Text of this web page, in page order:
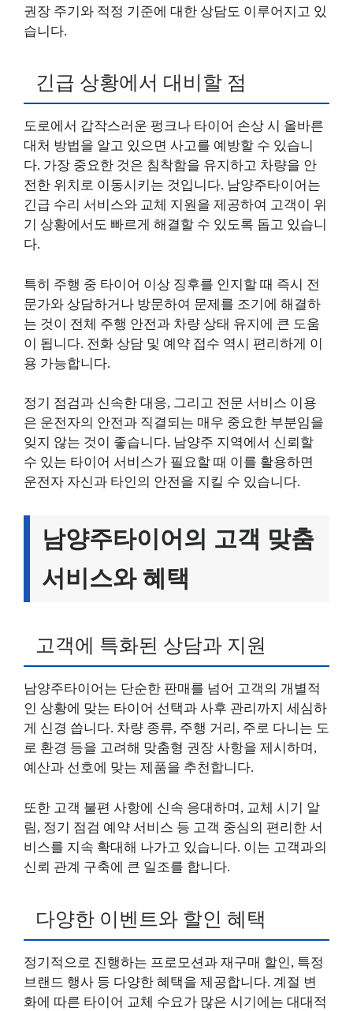
권장 주기와 적정 기준에 대한 상담도 이루어지고 있
습니다.
긴급 상황에서 대비할 점
도로에서 갑작스러운 펑크나 타이어 손상 시 올바른
대처 방법을 알고 있으면 사고를 예방할 수 있습니
다. 가장 중요한 것은 침착함을 유지하고 차량을 안
전한 위치로 이동시키는 것입니다. 남양주타이어는
긴급 수리 서비스와 교체 지원을 제공하여 고객이 위
기 상황에서도 빠르게 해결할 수 있도록 돕고 있습니
다.
특히 주행 중 타이어 이상 징후를 인지할 때 즉시 전
문가와 상담하거나 방문하여 문제를 조기에 해결하
는 것이 전체 주행 안전과 차량 상태 유지에 큰 도움
이 됩니다. 전화 상담 및 예약 접수 역시 편리하게 이
용 가능합니다.
정기 점검과 신속한 대응, 그리고 전문 서비스 이용
은 운전자의 안전과 직결되는 매우 중요한 부분임을
잊지 않는 것이 좋습니다. 남양주 지역에서 신뢰할
수 있는 타이어 서비스가 필요할 때 이를 활용하면
운전자 자신과 타인의 안전을 지킬 수 있습니다.
남양주타이어의 고객 맞춤
서비스와 혜택
고객에 특화된 상담과 지원
남양주타이어는 단순한 판매를 넘어 고객의 개별적
인 상황에 맞는 타이어 선택과 사후 관리까지 세심하
게 신경 씁니다. 차량 종류, 주행 거리, 주로 다니는 도
로 환경 등을 고려해 맞춤형 권장 사항을 제시하며,
예산과 선호에 맞는 제품을 추천합니다.
또한 고객 불편 사항에 신속 응대하며, 교체 시기 알
림, 정기 점검 예약 서비스 등 고객 중심의 편리한 서
비스를 지속 확대해 나가고 있습니다. 이는 고객과의
신뢰 관계 구축에 큰 일조를 합니다.
다양한 이벤트와 할인 혜택
정기적으로 진행하는 프로모션과 재구매 할인, 특정
브랜드 행사 등 다양한 혜택을 제공합니다. 계절 변
화에 따른 타이어 교체 수요가 많은 시기에는 대대적